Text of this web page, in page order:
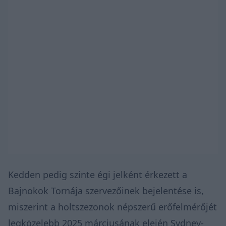
Kedden pedig szinte égi jelként érkezett a
Bajnokok Tornája szervezőinek bejelentése is,
miszerint a holtszezonok népszerű erőfelmérőjét
legközelebb 2025 márciusának elején Sydney-